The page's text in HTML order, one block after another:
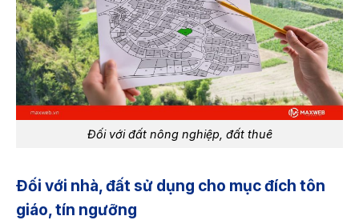
Đối với đất nông nghiệp, đất thuê
Đối với nhà, đất sử dụng cho mục đích tôn
giáo, tín ngưỡng